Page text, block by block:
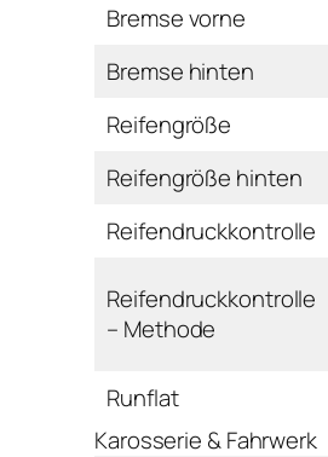
Bremse vorne
Bremse hinten
Reifengröße
Reifengröße hinten
Reifendruckkontrolle
Reifendruckkontrolle
– Methode
Runflat
Karosserie & Fahrwerk